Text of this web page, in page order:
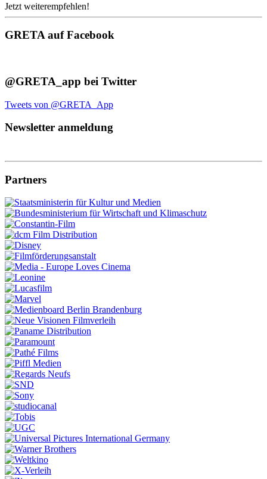
Jetzt weiterempfehlen!
GRETA auf Facebook
@GRETA_app bei Twitter
Tweets von @GRETA_App
Newsletter anmeldung
Partners